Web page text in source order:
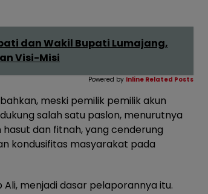
dan Wakil Bupati Lumajang,
Visi-Misi
Powered by Inline Related Posts
meski pemilik pemilik akun
salah satu paslon, menurutnya
dan fitnah, yang cenderung
kondusifitas masyarakat pada
menjadi dasar pelaporannya itu.